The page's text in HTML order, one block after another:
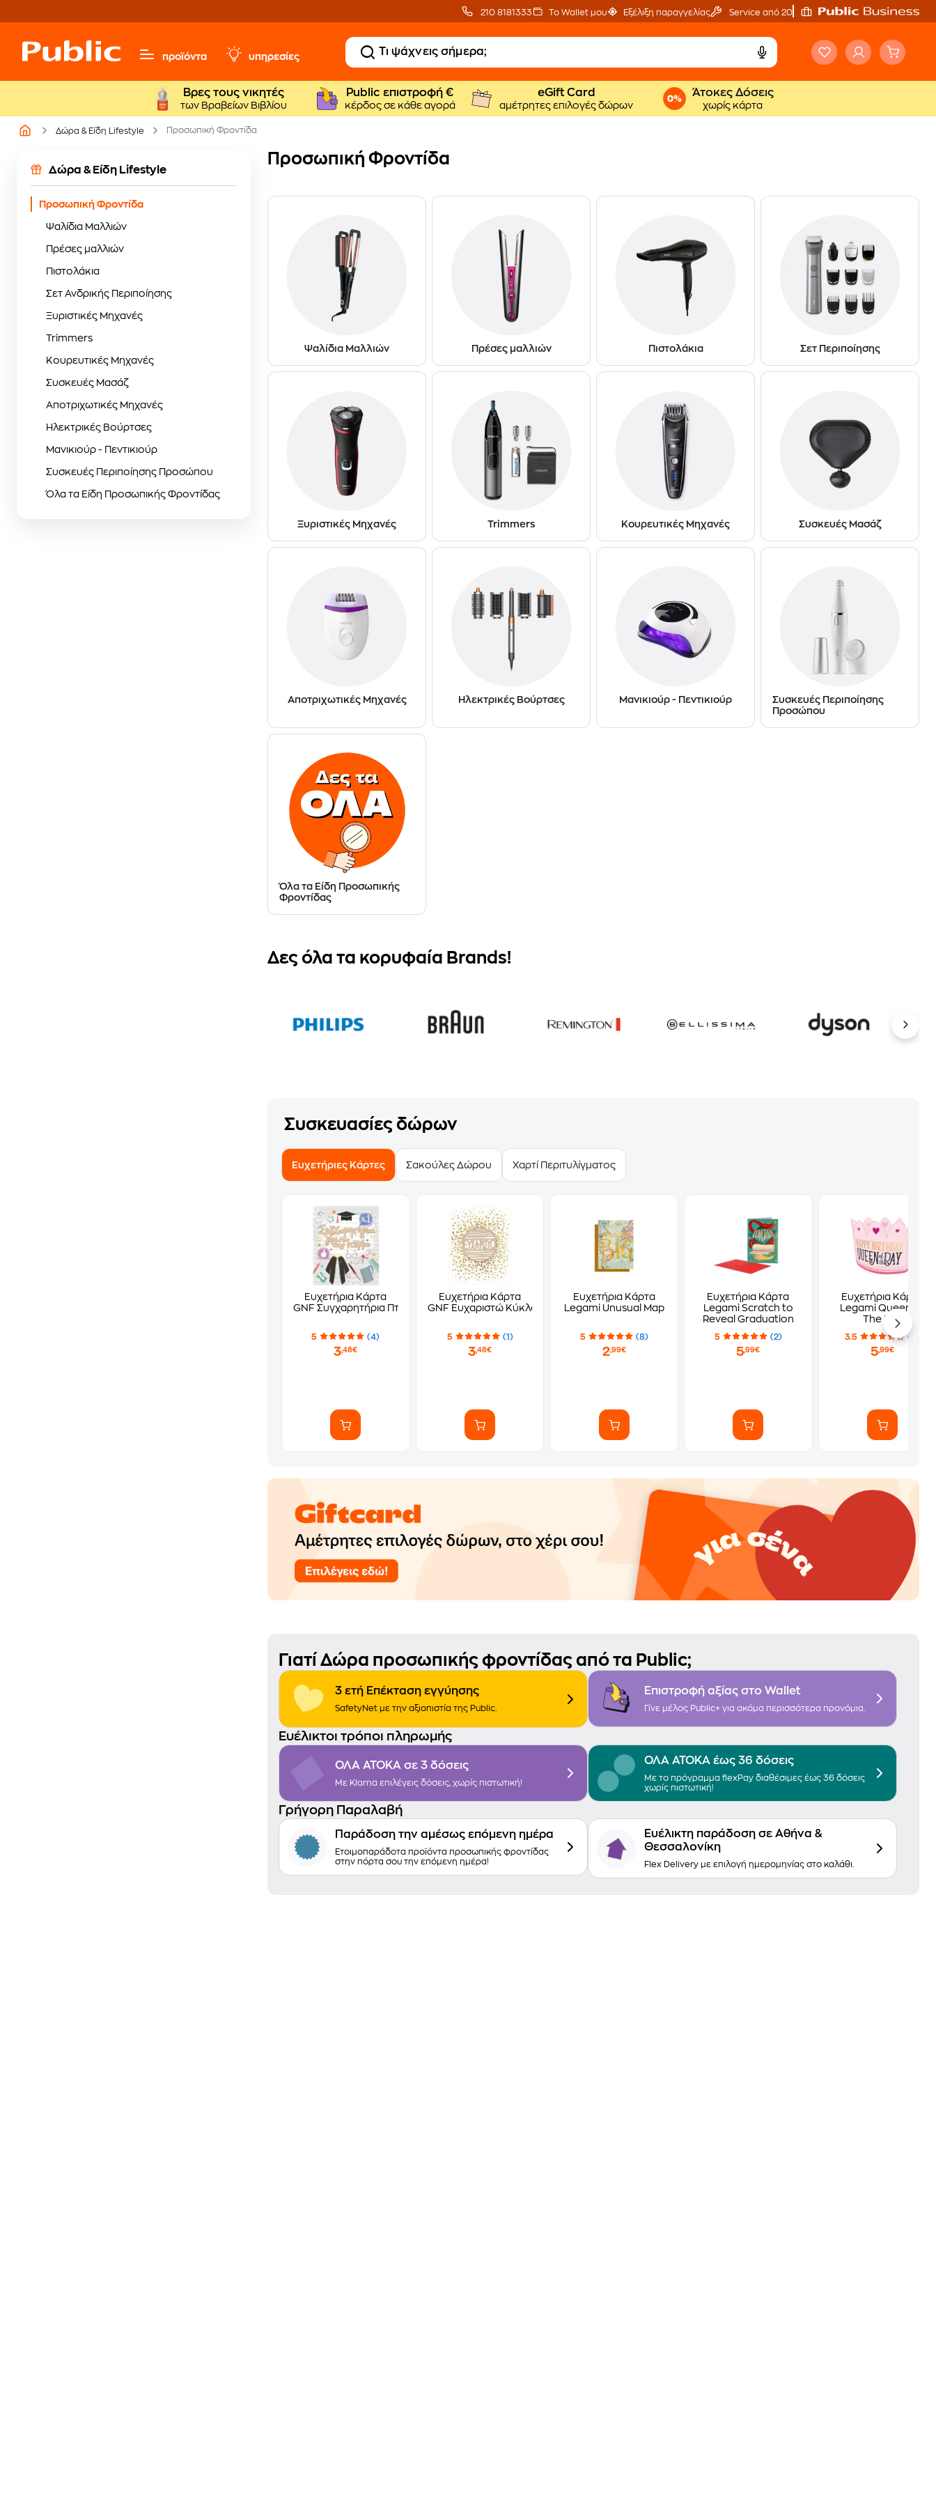
210 8181333 Το Wallet μου Εξέλιξη παραγγελίας Service από 20'
προϊόντα υπηρεσίες
Βρες τους νικητές
των Βραβείων Βιβλίου
Public επιστροφή €
κέρδος σε κάθε αγορά
eGift Card
αμέτρητες επιλογές δώρων
Άτοκες Δόσεις
χωρίς κάρτα
Δώρα & Είδη Lifestyle Προσωπική Φροντίδα
Δώρα & Είδη Lifestyle
Προσωπική Φροντίδα
Ψαλίδια Μαλλιών
Πρέσες μαλλιών
Πιστολάκια
Σετ Ανδρικής Περιποίησης
Ξυριστικές Μηχανές
Trimmers
Κουρευτικές Μηχανές
Συσκευές Μασάζ
Αποτριχωτικές Μηχανές
Ηλεκτρικές Βούρτσες
Μανικιούρ - Πεντικιούρ
Συσκευές Περιποίησης Προσώπου
Όλα τα Είδη Προσωπικής Φροντίδας
Προσωπική Φροντίδα
Ψαλίδια Μαλλιών Πρέσες μαλλιών Πιστολάκια Σετ Περιποίησης
Ξυριστικές Μηχανές Trimmers Κουρευτικές Μηχανές Συσκευές Μασάζ
Αποτριχωτικές Μηχανές Ηλεκτρικές Βούρτσες Μανικιούρ - Πεντικιούρ
Συσκευές Περιποίησης
Προσώπου
Όλα τα Είδη Προσωπικής
Φροντίδας
Δες όλα τα κορυφαία Brands!
Συσκευασίες δώρων
Ευχετήριες Κάρτες Σακούλες Δώρου Χαρτί Περιτυλίγματος
Ευχετήρια Κάρτα
GNF Συγχαρητήρια Πτυχίο Τήβεννος
5 (4)
3,48€
Ευχετήρια Κάρτα
GNF Ευχαριστώ Κύκλος
5 (1)
3,48€
Ευχετήρια Κάρτα
Legami Unusual Map
5 (8)
2,99€
Ευχετήρια Κάρτα
Legami Scratch to
Reveal Graduation
5 (2)
5,99€
Ευχετήρια Κάρτα
Legami Queen Of
The Day
3.5 (4)
5,99€
Γιατί Δώρα προσωπικής φροντίδας από τα Public;
3 ετή Επέκταση εγγύησης
SafetyNet με την αξιοπιστία της Public.
Επιστροφή αξίας στο Wallet
Γίνε μέλος Public+ για ακόμα περισσότερα προνόμια.
Ευέλικτοι τρόποι πληρωμής
ΟΛΑ ΑΤΟΚΑ σε 3 δόσεις
Με Klarna επιλέγεις δόσεις, χωρίς πιστωτική!
ΟΛΑ ΑΤΟΚΑ έως 36 δόσεις
Με το πρόγραμμα flexPay διαθέσιμες έως 36 δόσεις
χωρίς πιστωτική!
Γρήγορη Παραλαβή
Παράδοση την αμέσως επόμενη ημέρα
Ετοιμοπαράδοτα προϊόντα προσωπικής φροντίδας
στην πόρτα σου την επόμενη ημέρα!
Ευέλικτη παράδοση σε Αθήνα &
Θεσσαλονίκη
Flex Delivery με επιλογή ημερομηνίας στο καλάθι.